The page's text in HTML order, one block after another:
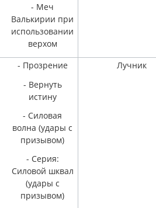
- Меч
Валькирии при
использовании
верхом
- Прозрение
- Вернуть
истину
- Силовая
волна (удары с
призывом)
- Серия:
Силовой шквал
(удары с
призывом)
Лучник